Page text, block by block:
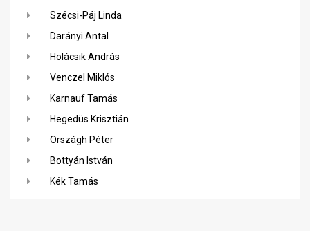
Szécsi-Páj Linda
Darányi Antal
Holácsik András
Venczel Miklós
Karnauf Tamás
Hegedüs Krisztián
Országh Péter
Bottyán István
Kék Tamás